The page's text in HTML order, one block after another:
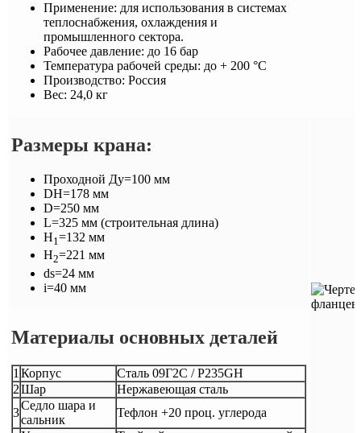
Применение: для использования в системах
теплоснабжения, охлаждения и
промышленного сектора.
Рабочее давление: до 16 бар
Температура рабочей среды: до + 200 °С
Производство: Россия
Вес: 24,0 кг
Размеры крана:
Проходной Ду=100 мм
DH=178 мм
D=250 мм
L=325 мм (строительная длина)
H1=132 мм
H2=221 мм
ds=24 мм
i=40 мм
Материалы основных деталей
1 Корпус
Сталь 09Г2С / P235GH
2Шар
Нержавеющая сталь
3
Седло шара и
сальник
Тефлон +20 проц. углерода